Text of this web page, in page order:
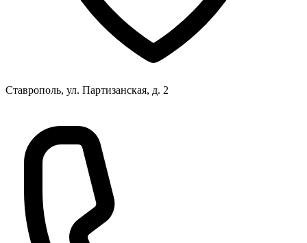
Ставрополь, ул. Партизанская, д. 2